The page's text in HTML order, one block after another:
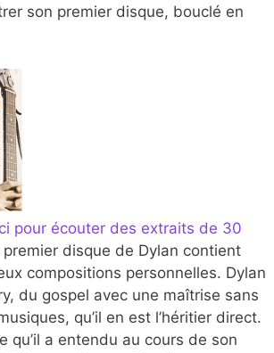
son premier disque, bouclé en
pour écouter des extraits de 30
premier disque de Dylan contient
compositions personnelles. Dylan
du gospel avec une maîtrise sans
qu’il en est l’héritier direct.
qu’il a entendu au cours de son